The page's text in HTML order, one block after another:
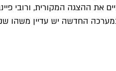
את ההצגה המקורית, ורובי
החדשה יש עדיין